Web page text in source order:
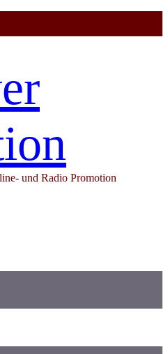
und Radio Promotion